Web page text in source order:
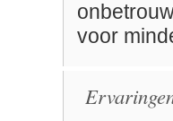
voor